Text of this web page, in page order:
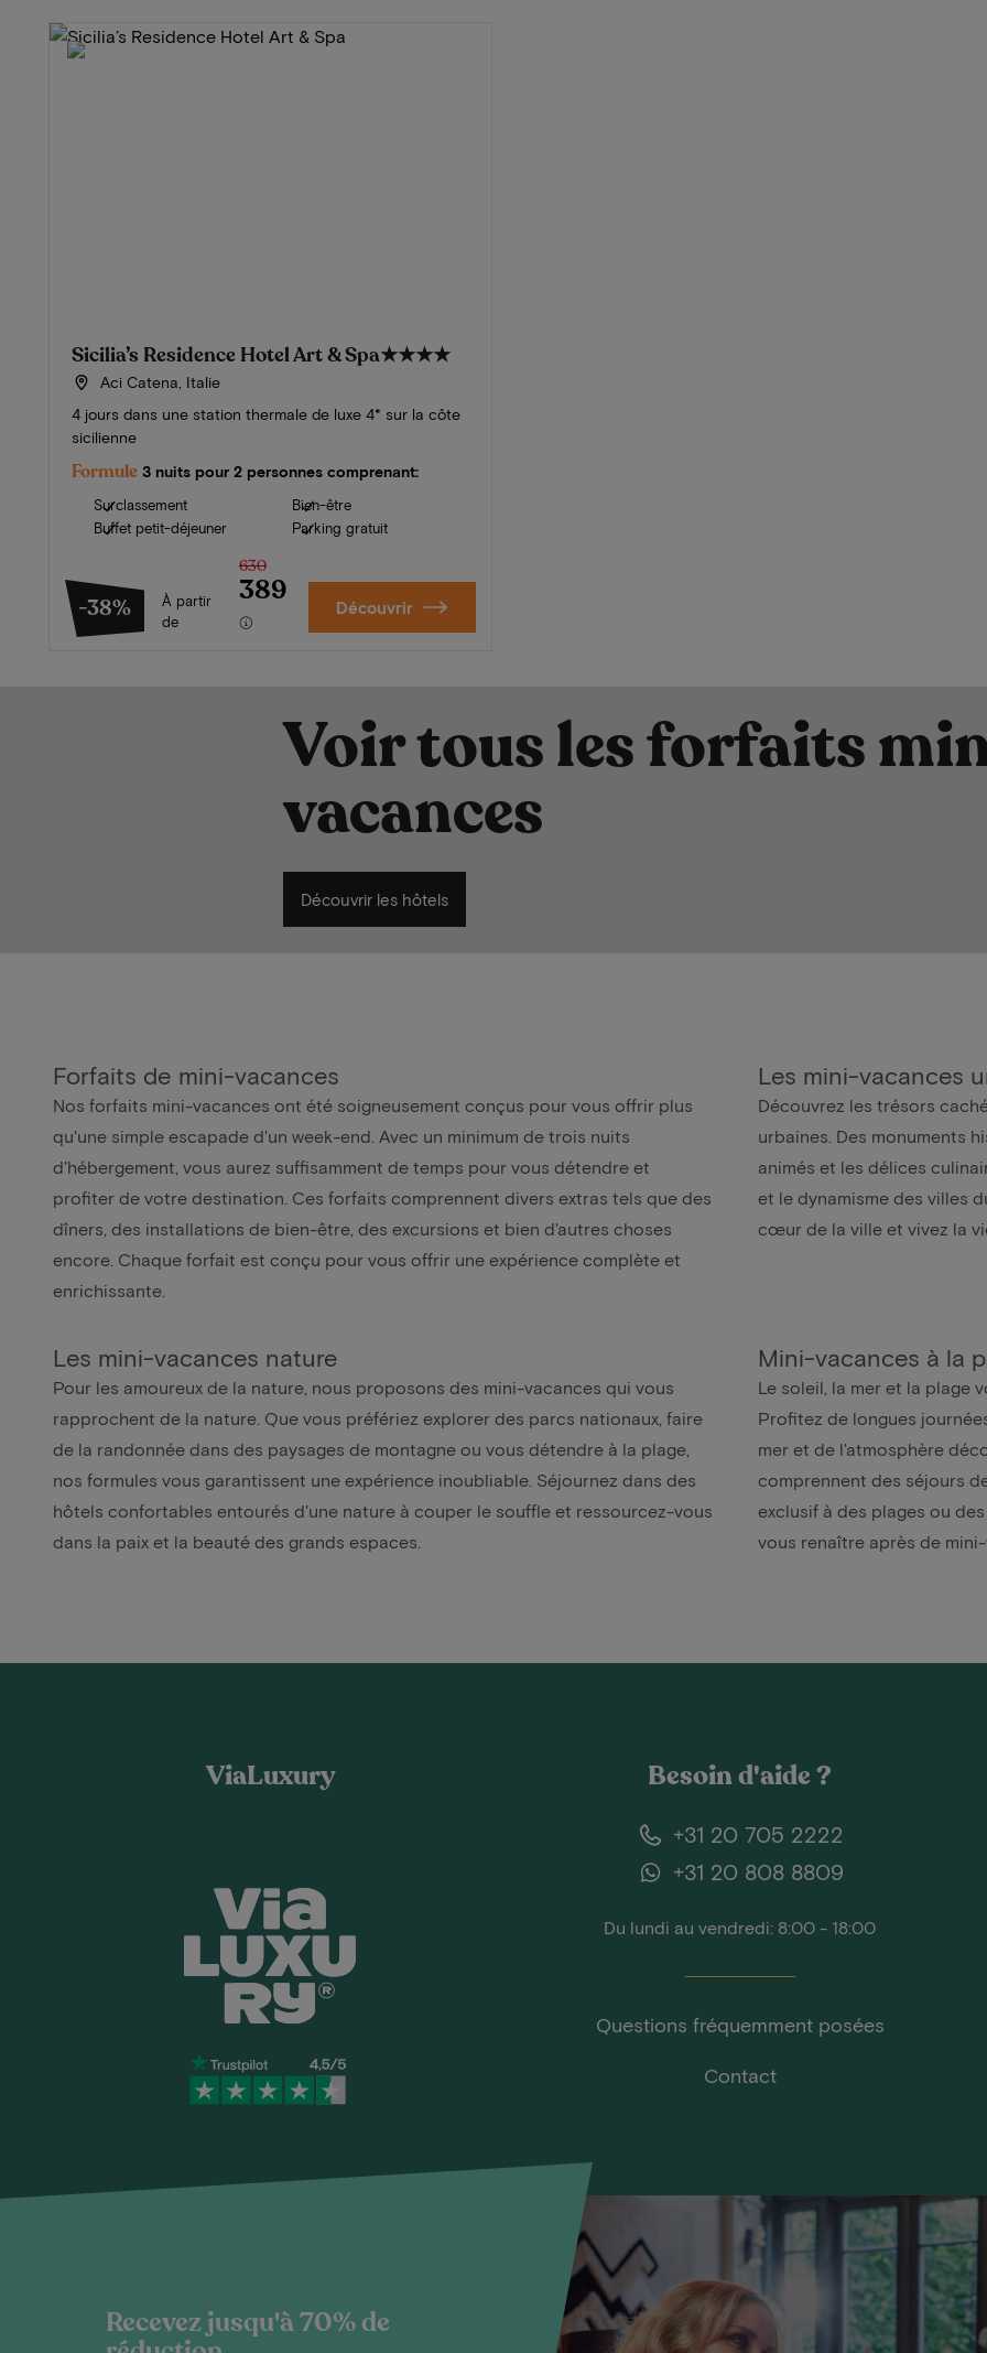
Sicilia’s Residence Hotel Art & Spa★★★★
Aci Catena, Italie
4 jours dans une station thermale de luxe 4* sur la côte
sicilienne
Formule 3 nuits pour 2 personnes comprenant:
Surclassement
Buffet petit-déjeuner
Bien-être
Parking gratuit
-38%
À partir
de
630
389 Découvrir
Voir tous les forfaits
vacances
Découvrir les hôtels
Forfaits de mini-vacances
Nos forfaits mini-vacances ont été soigneusement conçus pour vous offrir plus
qu'une simple escapade d'un week-end. Avec un minimum de trois nuits
d'hébergement, vous aurez suffisamment de temps pour vous détendre et
profiter de votre destination. Ces forfaits comprennent divers extras tels que des
dîners, des installations de bien-être, des excursions et bien d'autres choses
encore. Chaque forfait est conçu pour vous offrir une expérience complète et
enrichissante.
Les mini-vacances
Découvrez les trésors
urbaines. Des monuments
animés et les délices
et le dynamisme des villes
cœur de la ville et vivez la
Les mini-vacances nature
Pour les amoureux de la nature, nous proposons des mini-vacances qui vous
rapprochent de la nature. Que vous préfériez explorer des parcs nationaux, faire
de la randonnée dans des paysages de montagne ou vous détendre à la plage,
nos formules vous garantissent une expérience inoubliable. Séjournez dans des
hôtels confortables entourés d'une nature à couper le souffle et ressourcez-vous
dans la paix et la beauté des grands espaces.
Mini-vacances à la
Le soleil, la mer et la plage
Profitez de longues
mer et de l'atmosphère
comprennent des séjours
exclusif à des plages ou
vous renaître après de
ViaLuxury Besoin d'aide ?
+31 20 705 2222
+31 20 808 8809
Du lundi au vendredi: 8:00 - 18:00
Questions fréquemment posées
Contact
Recevez jusqu'à 70% de